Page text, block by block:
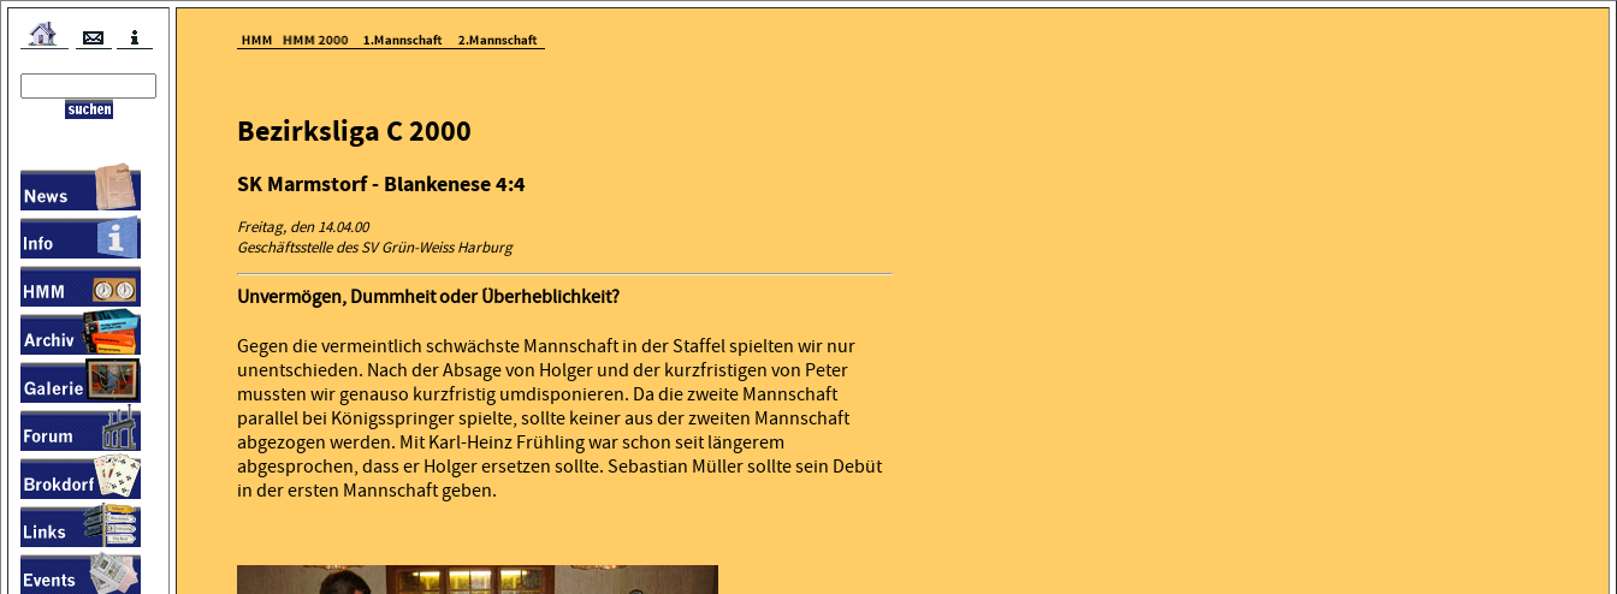
Bezirksliga C 2000
SK Marmstorf - Blankenese 4:4
Freitag, den 14.04.00
Geschäftsstelle des SV Grün-Weiss Harburg
Unvermögen, Dummheit oder Überheblichkeit?
Gegen die vermeintlich schwächste Mannschaft in der Staffel spielten wir nur
unentschieden. Nach der Absage von Holger und der kurzfristigen von Peter
mussten wir genauso kurzfristig umdisponieren. Da die zweite Mannschaft
parallel bei Königsspringer spielte, sollte keiner aus der zweiten Mannschaft
abgezogen werden. Mit Karl-Heinz Frühling war schon seit längerem
abgesprochen, dass er Holger ersetzen sollte. Sebastian Müller sollte sein Debüt
in der ersten Mannschaft geben.